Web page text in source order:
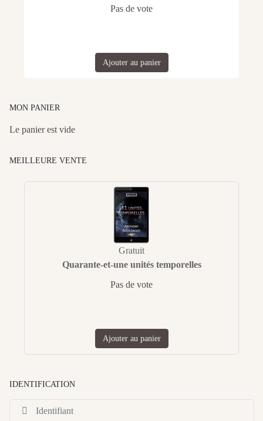
Pas de vote
Ajouter au panier
MON PANIER
Le panier est vide
MEILLEURE VENTE
Gratuit
Quarante-et-une unités temporelles
Pas de vote
Ajouter au panier
IDENTIFICATION